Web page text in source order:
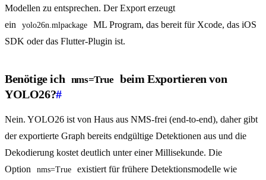
Modellen zu entsprechen. Der Export erzeugt
ein
yolo26n.mlpackage
ML Program, das bereit für Xcode, das iOS
SDK oder das Flutter-Plugin ist.
Benötige ich nms=True beim Exportieren von
YOLO26?#
Nein. YOLO26 ist von Haus aus NMS-frei (end-to-end), daher gibt
der exportierte Graph bereits endgültige Detektionen aus und die
Dekodierung kostet deutlich unter einer Millisekunde. Die
Option
nms=True
existiert für frühere Detektionsmodelle wie